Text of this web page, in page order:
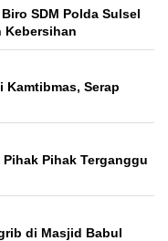
SDM Polda Sulsel
Kebersihan
Kamtibmas, Serap
Pihak Terganggu
di Masjid Babul